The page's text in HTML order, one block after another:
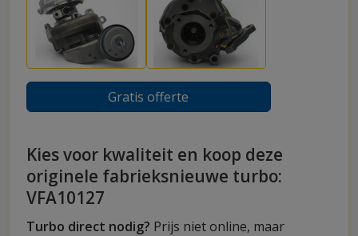
Gratis offerte
Kies voor kwaliteit en koop deze
originele fabrieksnieuwe turbo:
VFA10127
Turbo direct nodig? Prijs niet online, maar